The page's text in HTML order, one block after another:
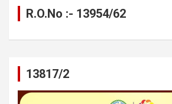
R.O.No :- 13954/62
13817/2